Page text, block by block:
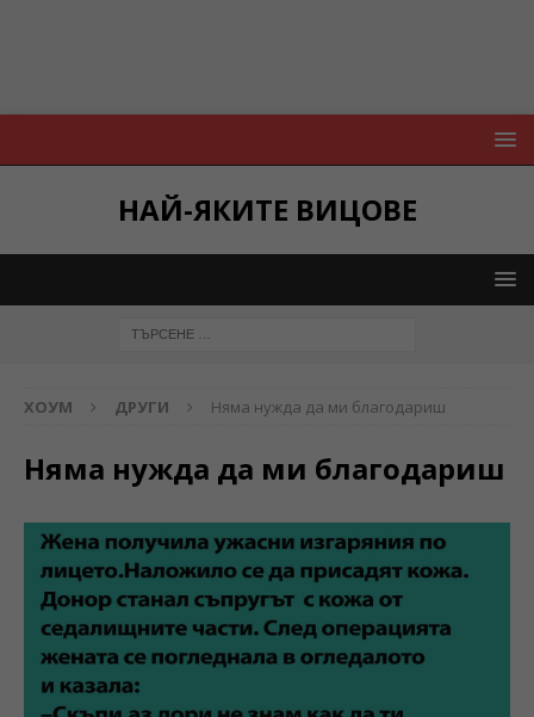
НАЙ-ЯКИТЕ ВИЦОВЕ
ХОУМ ДРУГИ Няма нужда да ми благодариш
Няма нужда да ми благодариш